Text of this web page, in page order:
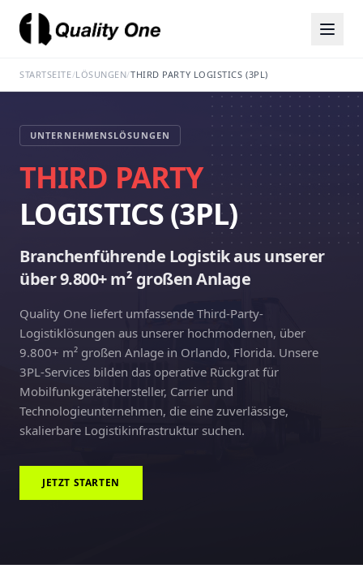
STARTSEITE/LÖSUNGEN/THIRD PARTY LOGISTICS (3PL)
UNTERNEHMENSLÖSUNGEN
THIRD PARTY
LOGISTICS (3PL)
Branchenführende Logistik aus unserer
über 9.800+ m² großen Anlage
Quality One liefert umfassende Third-Party-
Logistiklösungen aus unserer hochmodernen, über
9.800+ m² großen Anlage in Orlando, Florida. Unsere
3PL-Services bilden das operative Rückgrat für
Mobilfunkgerätehersteller, Carrier und
Technologieunternehmen, die eine zuverlässige,
skalierbare Logistikinfrastruktur suchen.
JETZT STARTEN